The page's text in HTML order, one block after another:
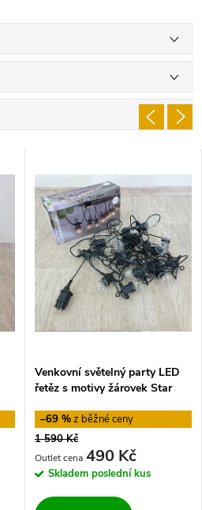
Venkovní světelný party LED
řetěz s motivy žárovek Star
délka 8,55 m
–69 %
1 590 Kč
490 Kč
Skladem poslední kus